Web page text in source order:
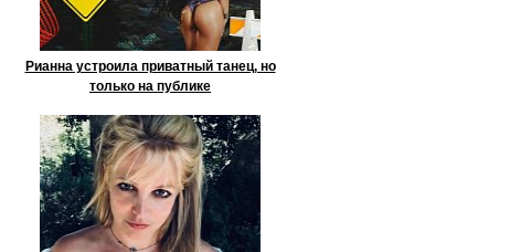
Рианна устроила приватный танец, но
только на публике